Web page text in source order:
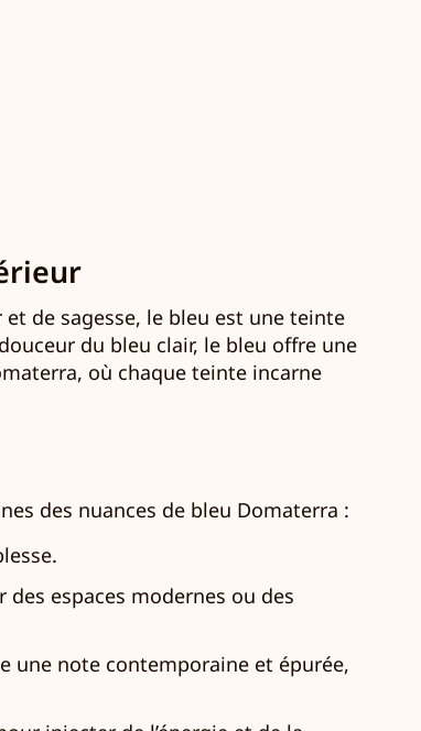
de sagesse, le bleu est une teinte
du bleu clair, le bleu offre une
où chaque teinte incarne
des nuances de bleu Domaterra :
espaces modernes ou des
une note contemporaine et épurée,